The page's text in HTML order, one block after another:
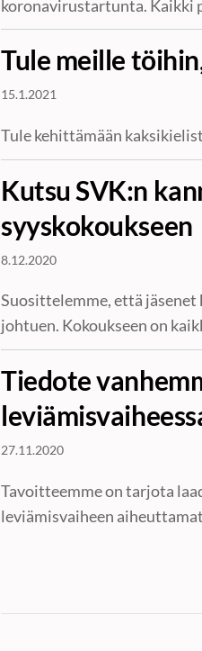
koronavirustartunta. Kaikki
Tule meille
15.1.2021
Tule kehittämään
Kutsu SVK:n
syyskokoukseen
8.12.2020
Suosittelemme, että
johtuen. Kokoukseen on
Tiedote
27.11.2020
Tavoitteemme on tarjota
leviämisvaiheen